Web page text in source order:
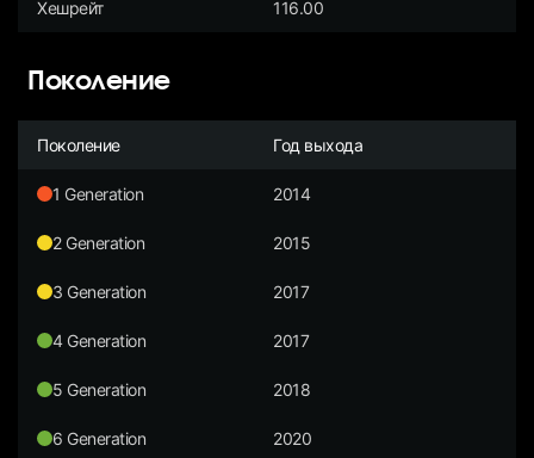
Хешрейт 116.00
Поколение
Поколение Год выхода
1 Generation 2014
2 Generation 2015
3 Generation 2017
4 Generation 2017
5 Generation 2018
6 Generation 2020